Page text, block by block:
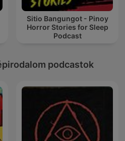
Sitio Bangungot - Pinoy
Horror Stories for Sleep
Podcast
podcastok